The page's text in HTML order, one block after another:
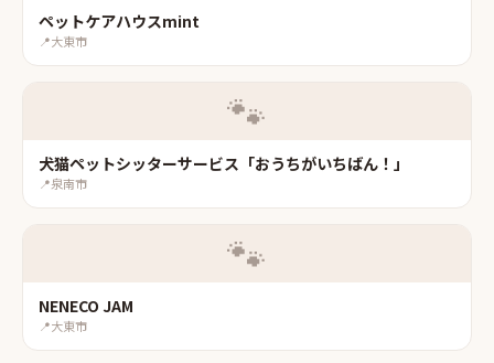
ペットケアハウスmint
📍大東市
🐾
犬猫ペットシッターサービス「おうちがいちばん！」
📍泉南市
🐾
NENECO JAM
📍大東市